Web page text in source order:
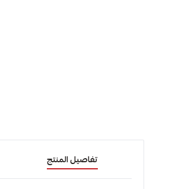
تفاصيل المنتج